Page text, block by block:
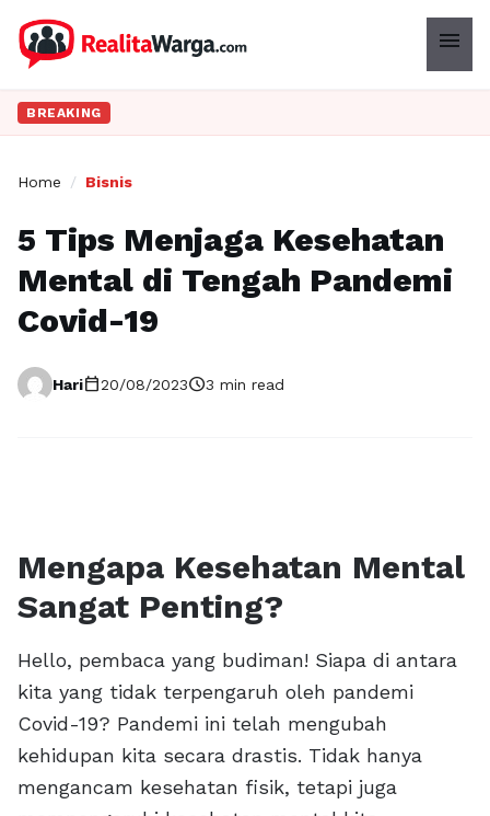
menu
BREAKING
Home / Bisnis
5 Tips Menjaga Kesehatan
Mental di Tengah Pandemi
Covid-19
Haricalendar_today20/08/2023schedule3 min read
Mengapa Kesehatan Mental
Sangat Penting?
Hello, pembaca yang budiman! Siapa di antara
kita yang tidak terpengaruh oleh pandemi
Covid-19? Pandemi ini telah mengubah
kehidupan kita secara drastis. Tidak hanya
mengancam kesehatan fisik, tetapi juga